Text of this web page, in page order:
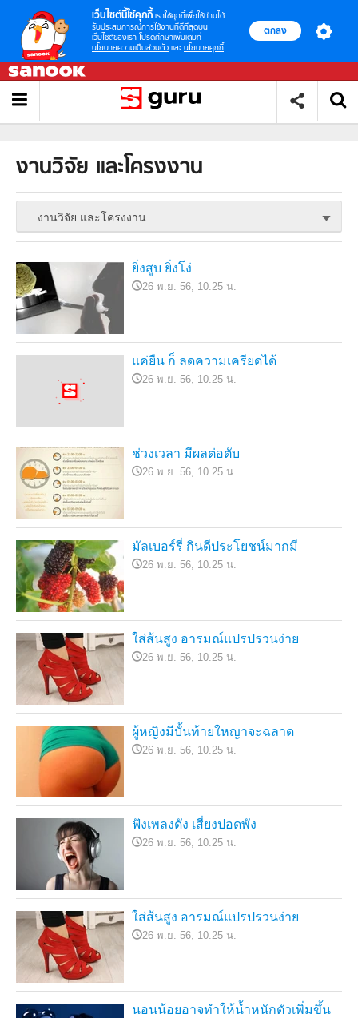
เว็บไซต์นี้ใช้คุกกี้ เราใช้คุกกี้เพื่อให้ท่านได้
รับประสบการณ์การใช้งานที่ดีที่สุดบน
เว็บไซต์ของเรา โปรดศึกษาเพิ่มเติมที่
นโยบายความเป็นส่วนตัว และ นโยบายคุกกี้
ตกลง
งานวิจัย และโครงงาน
งานวิจัย และโครงงาน
ยิ่งสูบ ยิ่งโง่
26 พ.ย. 56, 10.25 น.
แค่ยืน ก็ ลดความเครียดได้
26 พ.ย. 56, 10.25 น.
ช่วงเวลา มีผลต่อตับ
26 พ.ย. 56, 10.25 น.
มัลเบอร์รี่ กินดีประโยชน์มากมี
26 พ.ย. 56, 10.25 น.
ใส่ส้นสูง อารมณ์แปรปรวนง่าย
26 พ.ย. 56, 10.25 น.
ผู้หญิงมีบั้นท้ายใหญาจะฉลาด
26 พ.ย. 56, 10.25 น.
ฟังเพลงดัง เสี่ยงปอดพัง
26 พ.ย. 56, 10.25 น.
ใส่ส้นสูง อารมณ์แปรปรวนง่าย
26 พ.ย. 56, 10.25 น.
นอนน้อยอาจทำให้น้ำหนักตัวเพิ่มขึ้น